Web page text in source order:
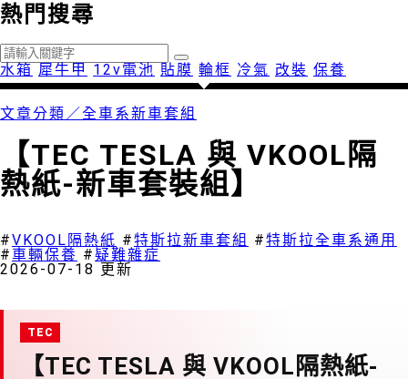
熱門搜尋
水箱 犀牛甲 12v電池 貼膜 輪框 冷氣 改裝 保養
文章分類／全車系新車套組
【TEC TESLA 與 VKOOL隔
熱紙-新車套裝組】
#VKOOL隔熱紙 #特斯拉新車套組 #特斯拉全車系通用
#車輛保養 #疑難雜症
2026-07-18 更新
【TEC TESLA 與 VKOOL隔熱紙-